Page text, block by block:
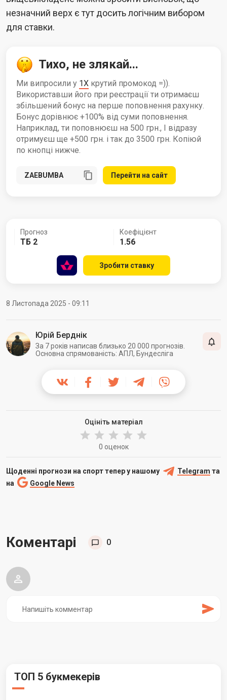
незначний верх є тут досить логічним вибором
для ставки.
Тихо, не злякай...
Ми випросили у 1X крутий промокод =)).
Використавши його при реєстрації ти отримаєш
збільшений бонус на перше поповнення рахунку.
Бонус дорівнює +100% від суми поповнення.
Наприклад, ти поповнюєш на 500 грн., І відразу
отримуєш ще +500 грн. і так до 3500 грн. Копіюй
по кнопці нижче.
Перейти на сайт
Прогноз
ТБ 2
Коефіцієнт
1.56
Зробити ставку
8 Листопада 2025 - 09:11
Юрій Берднік
За 7 років написав близько 20 000 прогнозів.
Основна спрямованість: АПЛ, Бундесліга
Оцініть матеріал
0 оценок
Щоденні прогнози на спорт тепер у нашому Telegram та
на
Google News
Коментарі 0
ТОП 5 букмекерів